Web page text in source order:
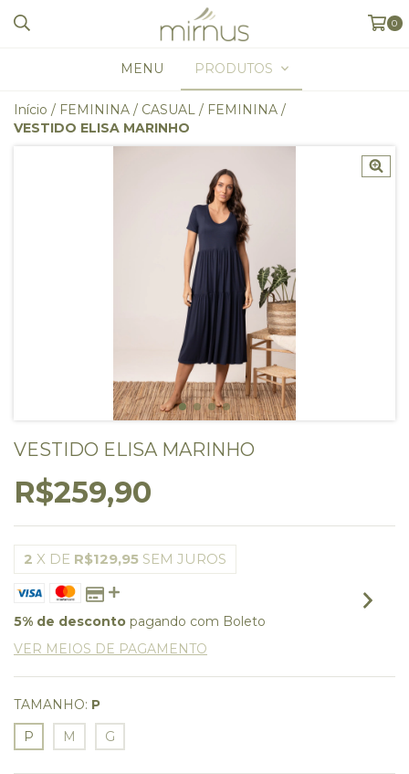
0
MENU PRODUTOS
Início / FEMININA / CASUAL / FEMININA /
VESTIDO ELISA MARINHO
VESTIDO ELISA MARINHO
R$259,90
2 X DE R$129,95 SEM JUROS
5% de desconto pagando com Boleto
VER MEIOS DE PAGAMENTO
TAMANHO: P
P
M G